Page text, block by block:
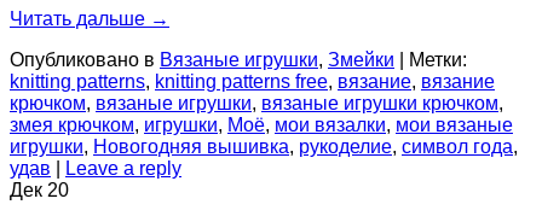
Читать дальше →
Опубликовано в Вязаные игрушки, Змейки
Метки:
knitting patterns, knitting patterns free, вязание, вязание
крючком, вязаные игрушки, вязаные игрушки крючком,
змея крючком, игрушки, Моё, мои вязалки, мои вязаные
игрушки, Новогодняя вышивка, рукоделие, символ года,
удав
Leave a reply
Дек 20